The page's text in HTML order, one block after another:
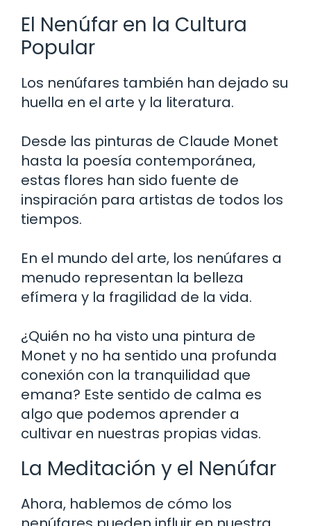
El Nenúfar en la Cultura
Popular
Los nenúfares también han dejado su
huella en el arte y la literatura.
Desde las pinturas de Claude Monet
hasta la poesía contemporánea,
estas flores han sido fuente de
inspiración para artistas de todos los
tiempos.
En el mundo del arte, los nenúfares a
menudo representan la belleza
efímera y la fragilidad de la vida.
¿Quién no ha visto una pintura de
Monet y no ha sentido una profunda
conexión con la tranquilidad que
emana? Este sentido de calma es
algo que podemos aprender a
cultivar en nuestras propias vidas.
La Meditación y el Nenúfar
Ahora, hablemos de cómo los